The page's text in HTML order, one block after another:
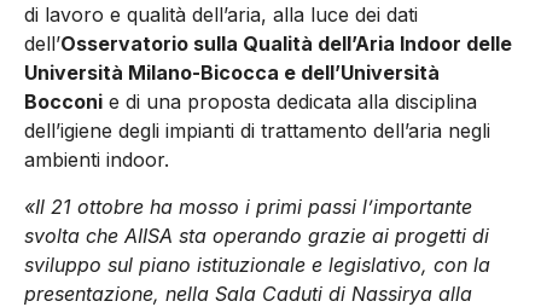
di lavoro e qualità dell’aria, alla luce dei dati
dell’Osservatorio sulla Qualità dell’Aria Indoor delle
Università Milano-Bicocca e dell’Università
Bocconi e di una proposta dedicata alla disciplina
dell’igiene degli impianti di trattamento dell’aria negli
ambienti indoor.
«Il 21 ottobre ha mosso i primi passi l’importante
svolta che AIISA sta operando grazie ai progetti di
sviluppo sul piano istituzionale e legislativo, con la
presentazione, nella Sala Caduti di Nassirya alla